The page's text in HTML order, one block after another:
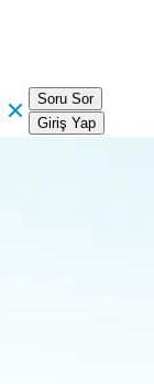
Soru Sor
Giriş Yap